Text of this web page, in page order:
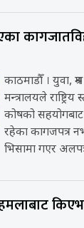
काठमाडौँ । युवा,
मन्त्रालयले
कोषको
रहेका कागजपत्र
भिसामा गएर
किएभ